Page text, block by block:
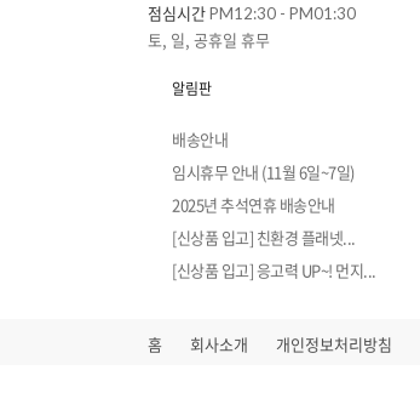
점심시간PM12:30 - PM01:30
토, 일, 공휴일 휴무
알림판
배송안내
임시휴무 안내 (11월 6일~7일)
2025년 추석연휴 배송안내
[신상품 입고] 친환경 플래넷...
[신상품 입고] 응고력 UP~! 먼지...
홈 회사소개 개인정보처리방침